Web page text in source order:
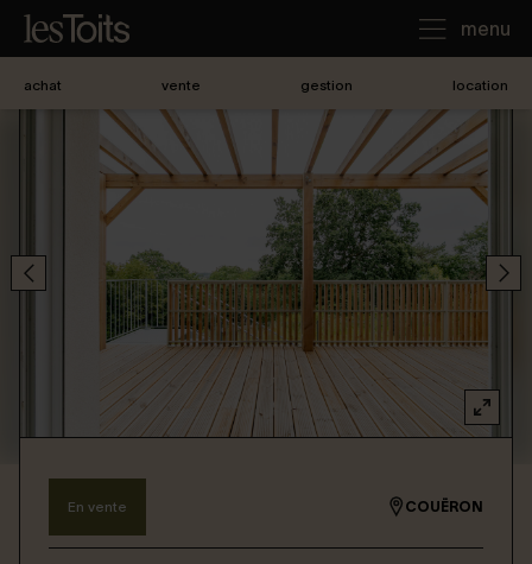
menu
Je vends
Notre agence
achat vente gestion location
En vente COUËRON